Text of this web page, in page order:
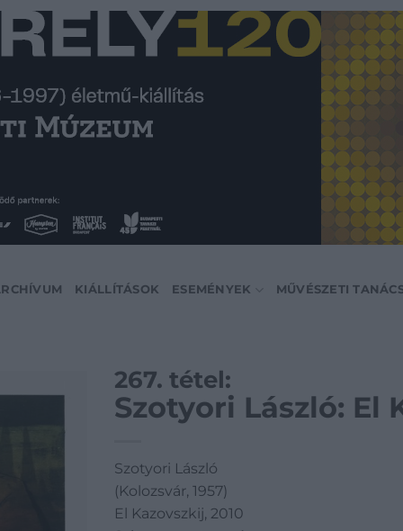
KIÁLLÍTÁSOK ESEMÉNYEK MŰVÉSZETI
267. tétel:
Szotyori László: El
Szotyori László
(Kolozsvár, 1957)
El Kazovszkij, 2010